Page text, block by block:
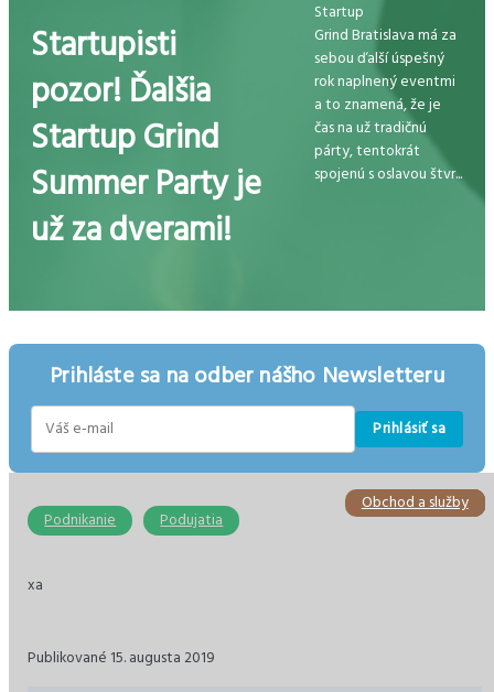
Startupisti
pozor! Ďalšia
Startup Grind
Summer Party je
už za dverami!
Startup
Grind Bratislava má za
sebou ďalší úspešný
rok naplnený eventmi
a to znamená, že je
čas na už tradičnú
párty, tentokrát
spojenú s oslavou štvr...
Prihláste sa na odber nášho Newsletteru
Prihlásiť sa
Podnikanie Podujatia
xa
Publikované 15. augusta 2019
Ekonomika
Ekonomika
Dane
Podnikanie
Stavebníctvo
Obchod a služby